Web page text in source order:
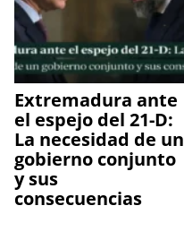
Extremadura ante
el espejo del 21-D:
La necesidad de un
gobierno conjunto
y sus
consecuencias